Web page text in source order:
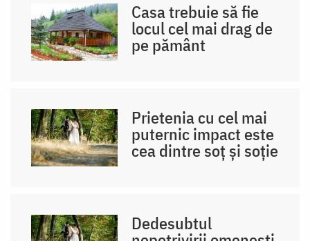
Casa trebuie să fie
locul cel mai drag de
pe pământ
Prietenia cu cel mai
puternic impact este
cea dintre soț și soție
Dedesubtul